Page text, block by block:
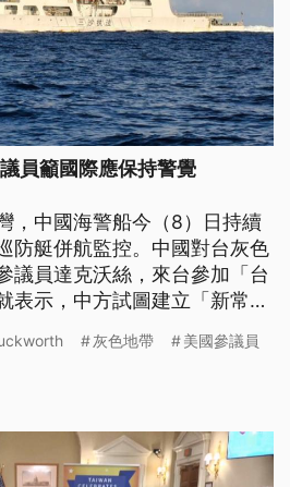
員籲國際應保持警覺
，中國海警船今（8）日持續
防艇併航監控。中國對台灰色
議員達克沃絲，來台參加「台
表示，中方試圖建立「新常
灰色地帶
美國參議員